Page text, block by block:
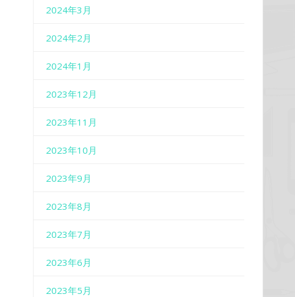
2024年3月
2024年2月
2024年1月
2023年12月
2023年11月
2023年10月
2023年9月
2023年8月
2023年7月
2023年6月
2023年5月